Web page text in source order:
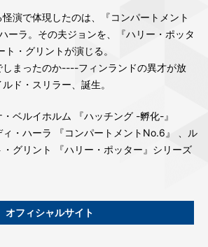
演で体現したのは、『コンパートメント
ーラ。その夫ジョンを、『ハリー・ポッタ
・グリントが演じる。
まったのか----フィンランドの異才が放
ド・スリラー、誕生。
・ベルイホルム 『ハッチング -孵化-』
ィ・ハーラ 『コンパートメントNo.6』 、ル
・グリント 『ハリー・ポッター』シリーズ
オフィシャルサイト